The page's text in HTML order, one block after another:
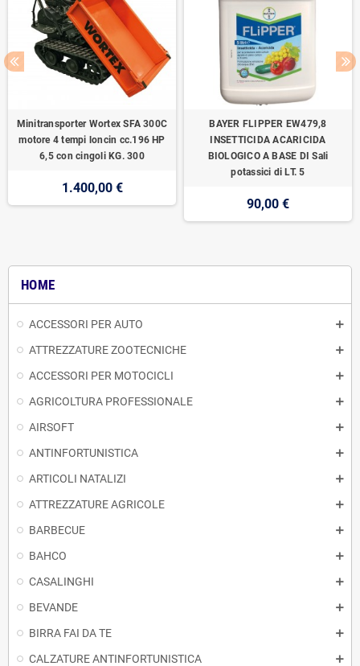
HOME
ACCESSORI PER AUTO
ATTREZZATURE ZOOTECNICHE
ACCESSORI PER MOTOCICLI
AGRICOLTURA PROFESSIONALE
AIRSOFT
ANTINFORTUNISTICA
ARTICOLI NATALIZI
ATTREZZATURE AGRICOLE
BARBECUE
BAHCO
CASALINGHI
BEVANDE
BIRRA FAI DA TE
CALZATURE ANTINFORTUNISTICA
Minitransporter Wortex SFA 300C
motore 4 tempi loncin cc.196 HP
6,5 con cingoli KG. 300
1.400,00 €
BAYER FLIPPER EW479,8
INSETTICIDA ACARICIDA
BIOLOGICO A BASE DI Sali
potassici di LT. 5
90,00 €